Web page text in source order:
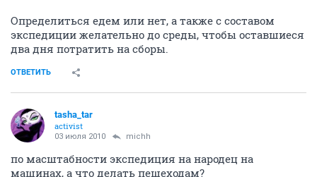
Определиться едем или нет, а также с составом
экспедиции желательно до среды, чтобы оставшиеся
два дня потратить на сборы.
ОТВЕТИТЬ
tasha_tar
activist
03 июля 2010 michh
по масштабности экспедиция на народец на
машинах, а что делать пешеходам?